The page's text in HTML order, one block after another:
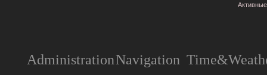
AdministrationNavigation